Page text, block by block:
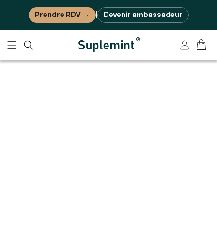
Ignorer et passer au contenu
Prendre RDV → | Devenir ambassadeur
Panier